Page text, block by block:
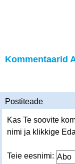
Kommentaarid
Postiteade
Kas Te soovite
nimi ja klikkige
Teie eesnimi: